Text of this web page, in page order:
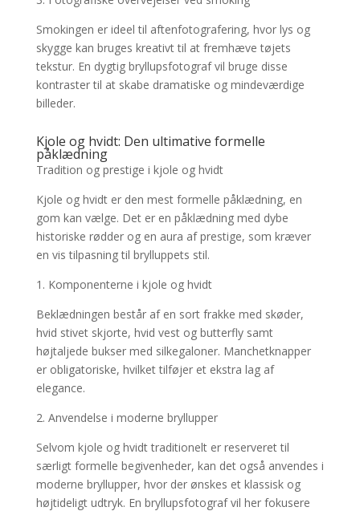
Smokingen er ideel til aftenfotografering, hvor lys og
skygge kan bruges kreativt til at fremhæve tøjets
tekstur. En dygtig bryllupsfotograf vil bruge disse
kontraster til at skabe dramatiske og mindeværdige
billeder.
Kjole og hvidt: Den ultimative formelle
påklædning
Tradition og prestige i kjole og hvidt
Kjole og hvidt er den mest formelle påklædning, en
gom kan vælge. Det er en påklædning med dybe
historiske rødder og en aura af prestige, som kræver
en vis tilpasning til brylluppets stil.
1. Komponenterne i kjole og hvidt
Beklædningen består af en sort frakke med skøder,
hvid stivet skjorte, hvid vest og butterfly samt
højtaljede bukser med silkegaloner. Manchetknapper
er obligatoriske, hvilket tilføjer et ekstra lag af
elegance.
2. Anvendelse i moderne bryllupper
Selvom kjole og hvidt traditionelt er reserveret til
særligt formelle begivenheder, kan det også anvendes i
moderne bryllupper, hvor der ønskes et klassisk og
højtideligt udtryk. En bryllupsfotograf vil her fokusere